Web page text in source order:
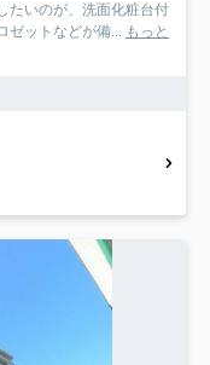
たいのが、洗面化粧台付
ゼットなどが備... もっと